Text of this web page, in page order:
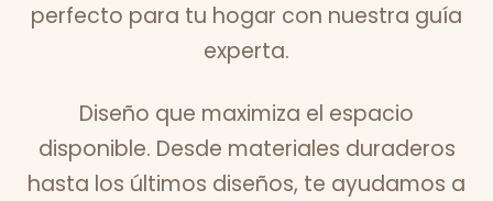
perfecto para tu hogar con nuestra guía
experta.
Diseño que maximiza el espacio
disponible. Desde materiales duraderos
hasta los últimos diseños, te ayudamos a